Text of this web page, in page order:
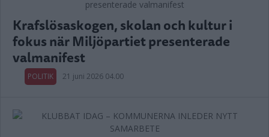
Krafslösaskogen, skolan och kultur i
fokus när Miljöpartiet presenterade
valmanifest
POLITIK 21 juni 2026 04.00